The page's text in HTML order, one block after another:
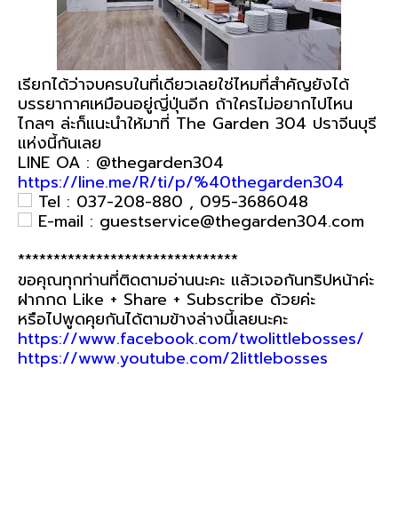
เรียกได้ว่าจบครบในที่เดียวเลยใช่ไหมที่สำคัญยังได้
บรรยากาศเหมือนอยู่ญี่ปุ่นอีก ถ้าใครไม่อยากไปไหน
ไกลๆ ล่ะก็แนะนำให้มาที่ The Garden 304 ปราจีนบุรี
แห่งนี้กันเลย
LINE OA : @thegarden304
https://line.me/R/ti/p/%40thegarden304
Tel : 037-208-880 , 095-3686048
E-mail : guestservice@thegarden304.com
*******************************
ขอคุณทุกท่านที่ติดตามอ่านนะคะ แล้วเจอกันทริปหน้าค่ะ
ฝากกด Like + Share + Subscribe ด้วยค่ะ
หรือไปพูดคุยกันได้ตามข้างล่างนี้เลยนะคะ
https://www.facebook.com/twolittlebosses/
https://www.youtube.com/2littlebosses